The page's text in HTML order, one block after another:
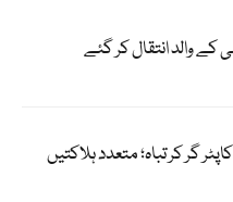
کے والد انتقال کر گئے